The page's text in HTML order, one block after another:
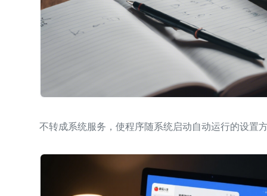
不转成系统服务，使程序随系统启动自动运行的设置